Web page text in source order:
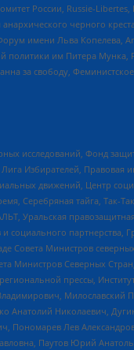
России, Russie-
черного
имени Льва Копелева,
им Питера Мунка,
за свободу,
исследований, Фонд
Избирателей, Правовая
движений, Центр
тайга, Так-
Уральская
партнерства,
Министров
Министров Северных
прессы,
Анатолий Николаевич,
Лев
Паутов Юрий